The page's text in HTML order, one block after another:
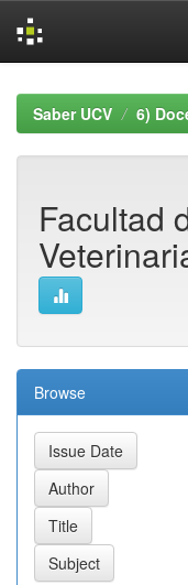
navigationSaber UCV 6)
Facultad
Browse